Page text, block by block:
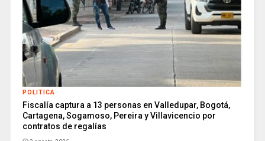
POLITICA
Fiscalía captura a 13 personas en Valledupar, Bogotá,
Cartagena, Sogamoso, Pereira y Villavicencio por
contratos de regalías